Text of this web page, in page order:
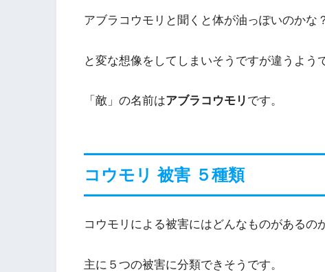
アブラコウモリと聞くと体が油っぽいのかな
と変な想像をしてしまいそうですが違うよう
「敵」の名前はアブラコウモリ です。
コウモリ 被害 ５種類
コウモリによる被害にはどんなものがあるの
主に５つの被害に分類できそうです。